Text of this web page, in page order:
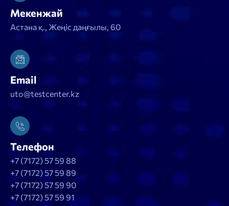
Мекенжай
Астана қ., Жеңіс даңғылы, 60
Email
uto@testcenter.kz
Телефон
+7 (7172) 57 59 88
+7 (7172) 57 59 89
+7 (7172) 57 59 90
+7 (7172) 57 59 91